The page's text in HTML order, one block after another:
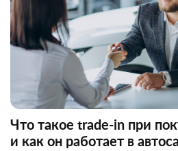
Что такое trade-in при
и как он работает в